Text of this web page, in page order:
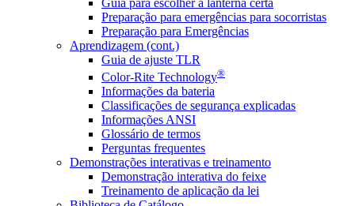
Guia para escolher a lanterna certa
Preparação para emergências para socorristas
Preparação para Emergências
Aprendizagem (cont.)
Guia de ajuste TLR
Color-Rite Technology®
Informações da bateria
Classificações de segurança explicadas
Informações ANSI
Glossário de termos
Perguntas frequentes
Demonstrações interativas e treinamento
Demonstração interativa do feixe
Treinamento de aplicação da lei